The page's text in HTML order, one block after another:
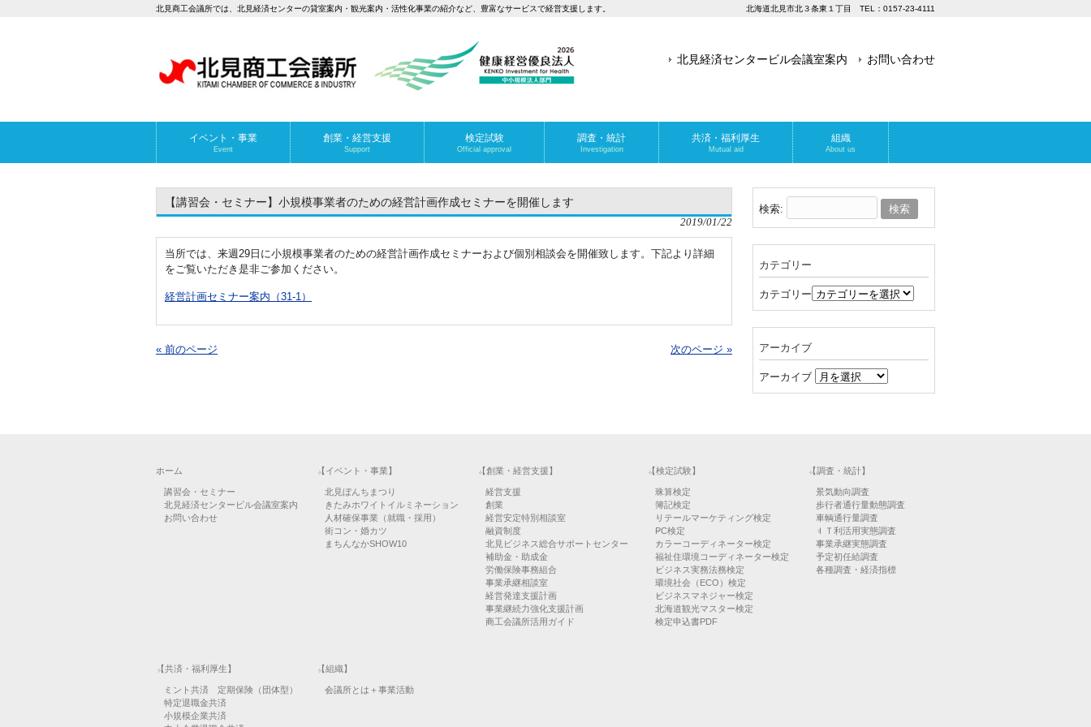
北見商工会議所では、北見経済センターの貸室案内・観光案内・活性化事業の紹介など、豊富なサービスで経営支援します。 北海道北見市北３条東１丁目 TEL：0157-23-4111
北見経済センタービル会議室案内 お問い合わせ
イベント・事業
Event
創業・経営支援
Support
検定試験
Official approval
調査・統計
Investigation
共済・福利厚生
Mutual aid
組織
About us
【講習会・セミナー】小規模事業者のための経営計画作成セミナーを開催します
2019/01/22
当所では、来週29日に小規模事業者のための経営計画作成セミナーおよび個別相談会を開催致します。下記より詳細
をご覧いただき是非ご参加ください。
経営計画セミナー案内（31-1）
« 前のページ 次のページ »
検索:
カテゴリー
カテゴリー
アーカイブ
アーカイブ
ホーム
講習会・セミナー
北見経済センタービル会議室案内
お問い合わせ
【イベント・事業】
北見ぼんちまつり
きたみホワイトイルミネーション
人材確保事業（就職・採用）
街コン・婚カツ
まちんなかSHOW10
【創業・経営支援】
経営支援
創業
経営安定特別相談室
融資制度
北見ビジネス総合サポートセンター
補助金・助成金
労働保険事務組合
事業承継相談室
経営発達支援計画
事業継続力強化支援計画
商工会議所活用ガイド
【検定試験】
珠算検定
簿記検定
リテールマーケティング検定
PC検定
カラーコーディネーター検定
福祉住環境コーディネーター検定
ビジネス実務法務検定
環境社会（ECO）検定
ビジネスマネジャー検定
北海道観光マスター検定
検定申込書PDF
【調査・統計】
景気動向調査
歩行者通行量動態調査
車輌通行量調査
ＩＴ利活用実態調査
事業承継実態調査
予定初任給調査
各種調査・経済指標
【共済・福利厚生】
ミント共済 定期保険（団体型）
特定退職金共済
小規模企業共済
【組織】
会議所とは＋事業活動